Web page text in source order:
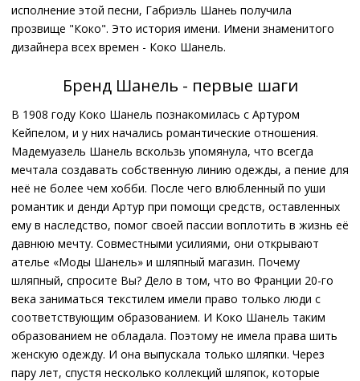
исполнение этой песни, Габриэль Шанеь получила
прозвище "Коко". Это история имени. Имени знаменитого
дизайнера всех времен - Коко Шанель.
Бренд Шанель - первые шаги
В 1908 году Коко Шанель познакомилась с Артуром
Кейпелом, и у них начались романтические отношения.
Мадемуазель Шанель вскользь упомянула, что всегда
мечтала создавать собственную линию одежды, а пение для
неё не более чем хобби. После чего влюбленный по уши
романтик и денди Артур при помощи средств, оставленных
ему в наследство, помог своей пассии воплотить в жизнь её
давнюю мечту. Совместными усилиями, они открывают
ателье «Моды Шанель» и шляпный магазин. Почему
шляпный, спросите Вы? Дело в том, что во Франции 20-го
века заниматься текстилем имели право только люди с
соответствующим образованием. И Коко Шанель таким
образованием не обладала. Поэтому не имела права шить
женскую одежду. И она выпускала только шляпки. Через
пару лет, спустя несколько коллекций шляпок, которые